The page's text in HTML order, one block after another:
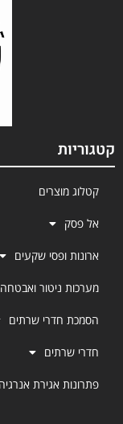
קטגוריות
קטלוג מוצרים
אל פסק
ארונות ופסי שקעים
מערכות ניטור ואבטחה
הסמכת חדרי שרתים
חדרי שרתים
פתרונות אגירת אנרגיה